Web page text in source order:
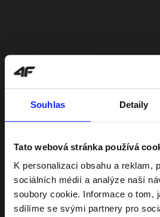
Souhlas Detaily
Tato webová stránka používá
K personalizaci obsahu a reklam,
sociálních médií a analýze naší
soubory cookie. Informace o tom,
sdílíme se svými partnery pro